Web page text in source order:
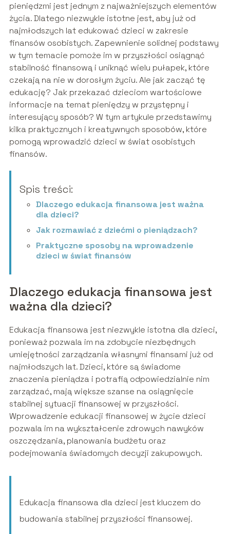
pieniędzmi jest jednym z najważniejszych elementów
życia. Dlatego niezwykle istotne jest, aby już od
najmłodszych lat edukować dzieci w zakresie
finansów osobistych. Zapewnienie solidnej podstawy
w tym temacie pomoże im w przyszłości osiągnąć
stabilność finansową i uniknąć wielu pułapek, które
czekają na nie w dorosłym życiu. Ale jak zacząć tę
edukację? Jak przekazać dzieciom wartościowe
informacje na temat pieniędzy w przystępny i
interesujący sposób? W tym artykule przedstawimy
kilka praktycznych i kreatywnych sposobów, które
pomogą wprowadzić dzieci w świat osobistych
finansów.
Spis treści:
Dlaczego edukacja finansowa jest ważna
dla dzieci?
Jak rozmawiać z dziećmi o pieniądzach?
Praktyczne sposoby na wprowadzenie
dzieci w świat finansów
Dlaczego edukacja finansowa jest
ważna dla dzieci?
Edukacja finansowa jest niezwykle istotna dla dzieci,
ponieważ pozwala im na zdobycie niezbędnych
umiejętności zarządzania własnymi finansami już od
najmłodszych lat. Dzieci, które są świadome
znaczenia pieniądza i potrafią odpowiedzialnie nim
zarządzać, mają większe szanse na osiągnięcie
stabilnej sytuacji finansowej w przyszłości.
Wprowadzenie edukacji finansowej w życie dzieci
pozwala im na wykształcenie zdrowych nawyków
oszczędzania, planowania budżetu oraz
podejmowania świadomych decyzji zakupowych.
Edukacja finansowa dla dzieci jest kluczem do
budowania stabilnej przyszłości finansowej.